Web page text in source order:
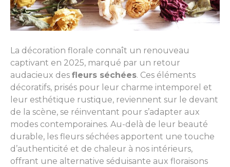
La décoration florale connaît un renouveau
captivant en 2025, marqué par un retour
audacieux des fleurs séchées. Ces éléments
décoratifs, prisés pour leur charme intemporel et
leur esthétique rustique, reviennent sur le devant
de la scène, se réinventant pour s’adapter aux
modes contemporaines. Au-delà de leur beauté
durable, les fleurs séchées apportent une touche
d’authenticité et de chaleur à nos intérieurs,
offrant une alternative séduisante aux floraisons